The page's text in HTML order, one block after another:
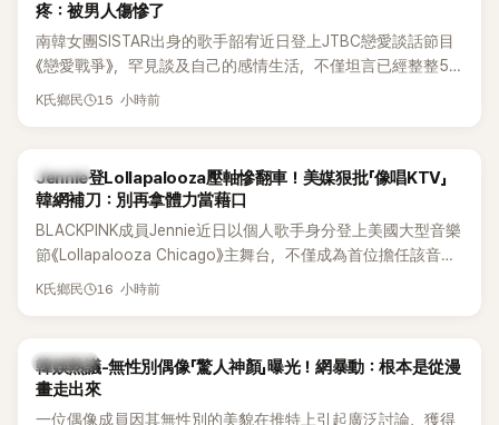
疼：被男人傷慘了
南韓女團SISTAR出身的歌手韶宥近日登上JTBC戀愛談話節目
《戀愛戰爭》，罕見談及自己的感情生活，不僅坦言已經整整5
年沒有談戀愛，更首度透露空窗至今的原因，全與上一段戀情
K氏鄉民 15 小時前
K-POP
Jennie登Lollapalooza壓軸慘翻車！美媒狠批「像唱KTV」
韓網補刀：別再拿體力當藉口
BLACKPINK成員Jennie近日以個人歌手身分登上美國大型音樂
節《Lollapalooza Chicago》主舞台，不僅成為首位擔任該音樂
節Headliner（壓軸主秀）的K-POP女SOLO歌手，寫下全新紀
形容整場演出「就像一場豪華KTV」。
K氏鄉民 16 小時前
熱議討論
韓娛熱議-無性別偶像「驚人神顏」曝光！網暴動：根本是從漫
畫走出來
一位偶像成員因其無性別的美貌在推特上引起廣泛討論，獲得